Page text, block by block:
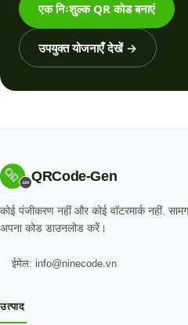
एक निःशुल्क QR कोड बनाएं
उपयुक्त योजनाएँ देखें→
QRCode-Gen
कोई पंजीकरण नहीं और कोई वॉटरमार्क नहीं.
अपना कोड डाउनलोड करें।
ईमेल: info@ninecode.vn
उत्पाद